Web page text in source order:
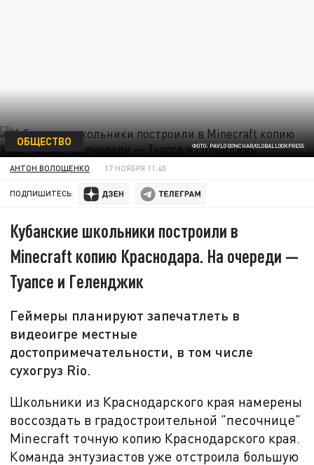
ФОТО: PAVLO GONCHAR/GLOBALLOOKPRESS
ОБЩЕСТВО
АНТОН ВОЛОЩЕНКО 17 НОЯБРЯ 11:40
ПОДПИШИТЕСЬ:
Кубанские школьники построили в
Minecraft копию Краснодара. На очереди —
Туапсе и Геленджик
Геймеры планируют запечатлеть в
видеоигре местные
достопримечательности, в том числе
сухогруз Rio.
Школьники из Краснодарского края намерены
воссоздать в градостроительной "песочнице"
Minecraft точную копию Краснодарского края.
Команда энтузиастов уже отстроила большую